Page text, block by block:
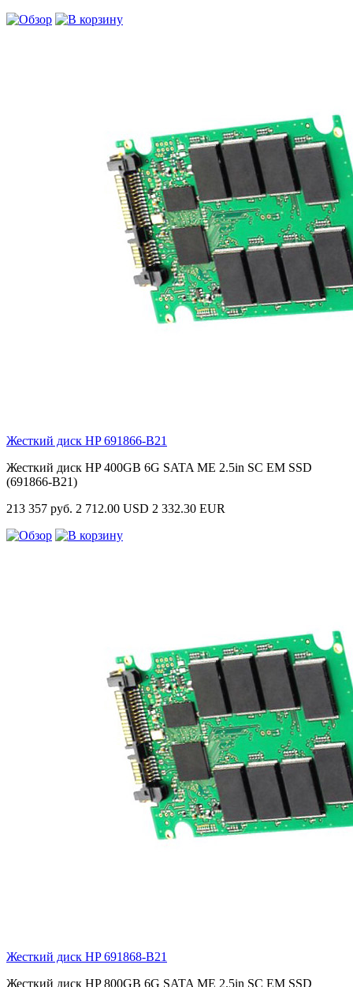
Жесткий диск HP691866-B21
Жесткий диск HP 400GB 6G SATA ME 2.5in SC EM SSD
(691866-B21)
213 357 руб. 2 712.00 USD 2 332.30 EUR
Жесткий диск HP691868-B21
Жесткий диск HP 800GB 6G SATA ME 2.5in SC EM SSD